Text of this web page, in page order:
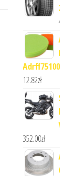
12.82zł
352.00zł